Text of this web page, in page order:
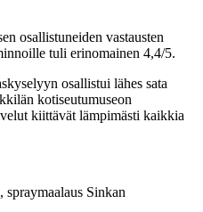
osallistuneiden vastausten
tuli erinomainen 4,4/5.
osallistui lähes sata
kotiseutumuseon
kiittävät lämpimästi kaikkia